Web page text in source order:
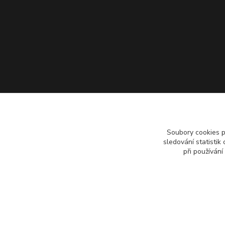
Soubory cookies
sledování statistik
při